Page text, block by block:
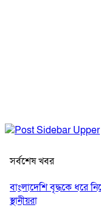
সর্বশেষ খবর
বাংলাদেশি বৃদ্ধকে ধরে
স্থানীয়রা